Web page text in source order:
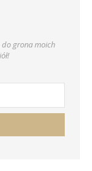
do grona moich